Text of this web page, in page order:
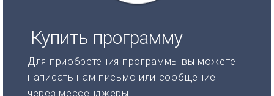
Купить программу
Для приобретения программы вы можете
написать нам письмо или сообщение
через мессенджеры